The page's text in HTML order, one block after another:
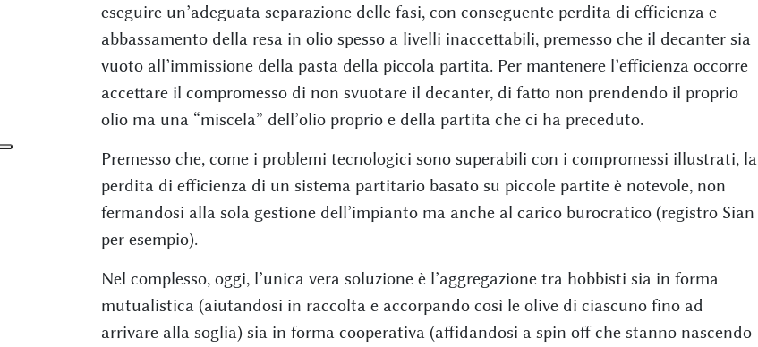
eseguire un’adeguata separazione delle fasi, con conseguente perdita di efficienza e
abbassamento della resa in olio spesso a livelli inaccettabili, premesso che il decanter sia
vuoto all’immissione della pasta della piccola partita. Per mantenere l’efficienza occorre
accettare il compromesso di non svuotare il decanter, di fatto non prendendo il proprio
olio ma una “miscela” dell’olio proprio e della partita che ci ha preceduto.
Premesso che, come i problemi tecnologici sono superabili con i compromessi illustrati, la
perdita di efficienza di un sistema partitario basato su piccole partite è notevole, non
fermandosi alla sola gestione dell’impianto ma anche al carico burocratico (registro Sian
per esempio).
Nel complesso, oggi, l’unica vera soluzione è l’aggregazione tra hobbisti sia in forma
mutualistica (aiutandosi in raccolta e accorpando così le olive di ciascuno fino ad
arrivare alla soglia) sia in forma cooperativa (affidandosi a spin off che stanno nascendo